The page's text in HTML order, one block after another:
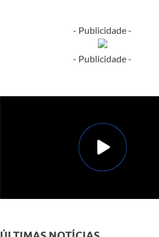
- Publicidade -
- Publicidade -